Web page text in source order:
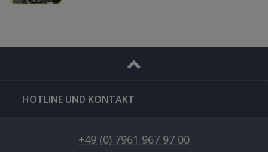
HOTLINE UND KONTAKT
+49 (0) 7961 967 97 00